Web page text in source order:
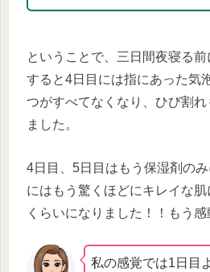
ということで、三日間夜寝る前
すると4日目には指にあった気
つがすべてなくなり、ひび割
ました。
4日目、5日目はもう保湿剤の
にはもう驚くほどにキレイな
くらいになりました！！もう感
私の感覚では1日目